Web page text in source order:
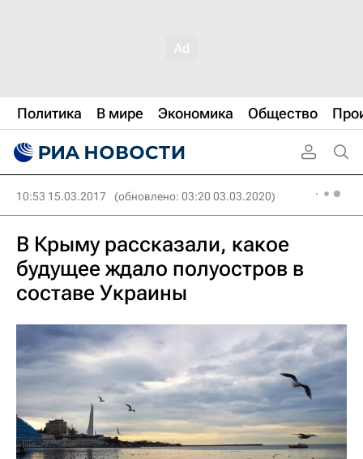
Политика В мире Экономика Общество
10:53 15.03.2017 (обновлено: 03:20 03.03.2020)
В Крыму рассказали, какое
будущее ждало полуостров в
составе Украины